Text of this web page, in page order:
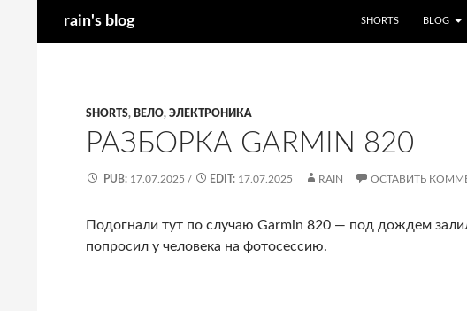
rain's blog SHORTS BLOG
SHORTS, ВЕЛО, ЭЛЕКТРОНИКА
РАЗБОРКА GARMIN 820
PUB: 17.07.2025 / EDIT: 17.07.2025 RAIN ОСТАВИТЬ
Подогнали тут по случаю Garmin 820 — под дождем
попросил у человека на фотосессию.